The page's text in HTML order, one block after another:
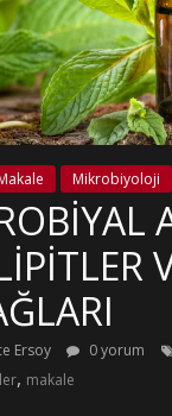
Mikrobiyoloji
Ersoy 0 yorum
, makale